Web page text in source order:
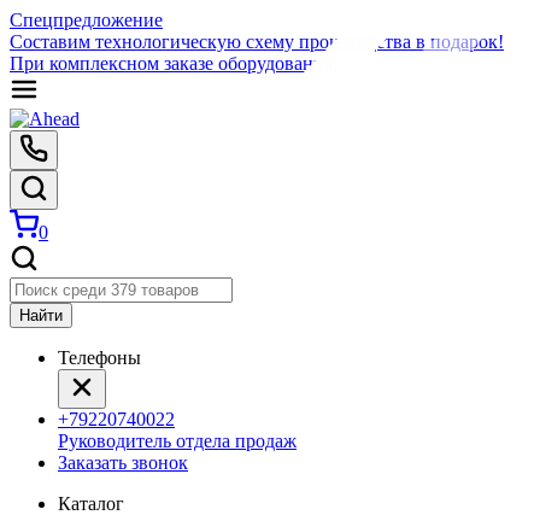
Спецпредложение
Составим технологическую схему производства в подарок!
При комплексном заказе оборудования.
0
Найти
Телефоны
+79220740022
Руководитель отдела продаж
Заказать звонок
Каталог